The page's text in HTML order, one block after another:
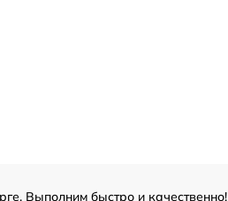
Выполним быстро и качественно!